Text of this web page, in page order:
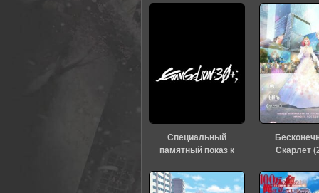
Специальный
памятный показ к
«Евангелиона» (2026)
Скарлет